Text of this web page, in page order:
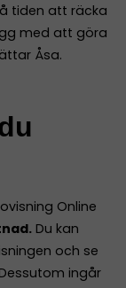
tiden att räcka
med att göra
Åsa.
Online
Du kan
och se
ingår